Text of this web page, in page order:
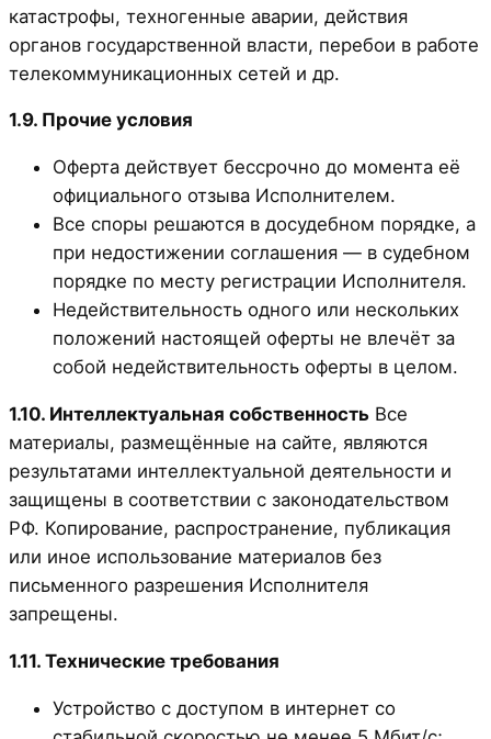
катастрофы, техногенные аварии, действия
органов государственной власти, перебои в работе
телекоммуникационных сетей и др.
1.9. Прочие условия
Оферта действует бессрочно до момента её
официального отзыва Исполнителем.
Все споры решаются в досудебном порядке, а
при недостижении соглашения — в судебном
порядке по месту регистрации Исполнителя.
Недействительность одного или нескольких
положений настоящей оферты не влечёт за
собой недействительность оферты в целом.
1.10. Интеллектуальная собственность Все
материалы, размещённые на сайте, являются
результатами интеллектуальной деятельности и
защищены в соответствии с законодательством
РФ. Копирование, распространение, публикация
или иное использование материалов без
письменного разрешения Исполнителя
запрещены.
1.11. Технические требования
Устройство с доступом в интернет со